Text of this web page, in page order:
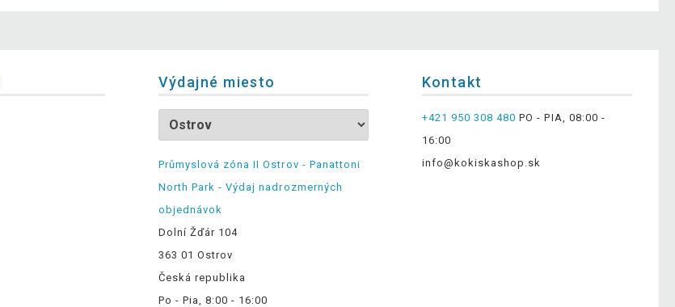
Výdajné miesto
Průmyslová zóna II Ostrov - Panattoni
North Park - Výdaj nadrozmerných
objednávok
Dolní Žďár 104
363 01 Ostrov
Česká republika
Po - Pia, 8:00 - 16:00
Kontakt
+421 950 308 480 PO - PIA, 08:00 -
16:00
info@kokiskashop.sk